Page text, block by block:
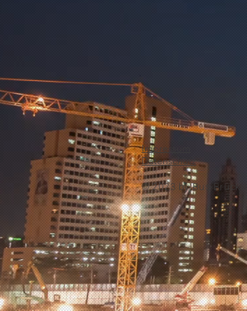
Impressum
Datenschutz
© 2023 byBus-